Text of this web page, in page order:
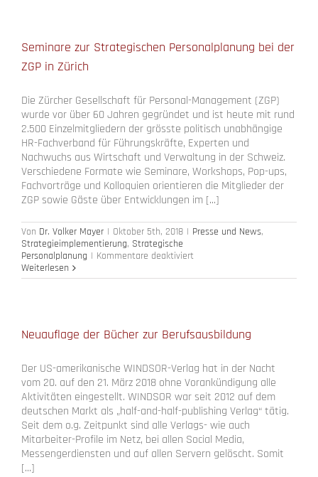
Seminare zur Strategischen Personalplanung bei der
ZGP in Zürich
Die Zürcher Gesellschaft für Personal-Management (ZGP)
wurde vor über 60 Jahren gegründet und ist heute mit rund
2.500 Einzelmitgliedern der grösste politisch unabhängige
HR-Fachverband für Führungskräfte, Experten und
Nachwuchs aus Wirtschaft und Verwaltung in der Schweiz.
Verschiedene Formate wie Seminare, Workshops, Pop-ups,
Fachvorträge und Kolloquien orientieren die Mitglieder der
ZGP sowie Gäste über Entwicklungen im [...]
Von Dr. Volker Mayer | Oktober 5th, 2018 | Presse und News,
Strategieimplementierung, Strategische
Personalplanung | Kommentare deaktiviertfür
zur
ZGP
Zürich
Weiterlesen
Neuauflage der Bücher zur Berufsausbildung
Der US-amerikanische WINDSOR-Verlag hat in der Nacht
vom 20. auf den 21. März 2018 ohne Vorankündigung alle
Aktivitäten eingestellt. WINDSOR war seit 2012 auf dem
deutschen Markt als „half-and-half-publishing Verlag“ tätig.
Seit dem o.g. Zeitpunkt sind alle Verlags- wie auch
Mitarbeiter-Profile im Netz, bei allen Social Media,
Messengerdiensten und auf allen Servern gelöscht. Somit
[...]